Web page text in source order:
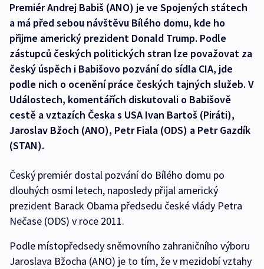
Premiér Andrej Babiš (ANO) je ve Spojených státech
a má před sebou návštěvu Bílého domu, kde ho
přijme americký prezident Donald Trump. Podle
zástupců českých politických stran lze považovat za
český úspěch i Babišovo pozvání do sídla CIA, jde
podle nich o ocenění práce českých tajných služeb. V
Událostech, komentářích diskutovali o Babišově
cestě a vztazích Česka s USA Ivan Bartoš (Piráti),
Jaroslav Bžoch (ANO), Petr Fiala (ODS) a Petr Gazdík
(STAN).
Český premiér dostal pozvání do Bílého domu po
dlouhých osmi letech, naposledy přijal americký
prezident Barack Obama předsedu české vlády Petra
Nečase (ODS) v roce 2011.
Podle místopředsedy sněmovního zahraničního výboru
Jaroslava Bžocha (ANO) je to tím, že v mezidobí vztahy